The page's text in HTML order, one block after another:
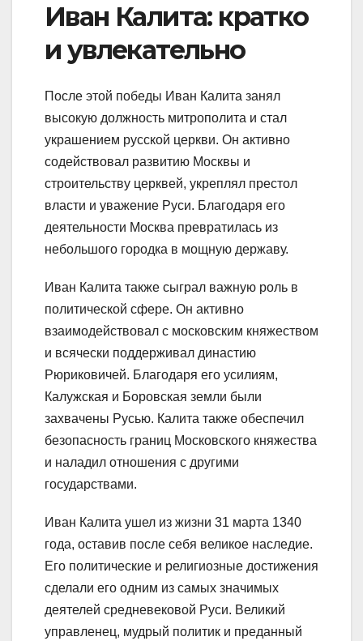
Иван Калита: кратко
и увлекательно
После этой победы Иван Калита занял
высокую должность митрополита и стал
украшением русской церкви. Он активно
содействовал развитию Москвы и
строительству церквей, укреплял престол
власти и уважение Руси. Благодаря его
деятельности Москва превратилась из
небольшого городка в мощную державу.
Иван Калита также сыграл важную роль в
политической сфере. Он активно
взаимодействовал с московским княжеством
и всячески поддерживал династию
Рюриковичей. Благодаря его усилиям,
Калужская и Боровская земли были
захвачены Русью. Калита также обеспечил
безопасность границ Московского княжества
и наладил отношения с другими
государствами.
Иван Калита ушел из жизни 31 марта 1340
года, оставив после себя великое наследие.
Его политические и религиозные достижения
сделали его одним из самых значимых
деятелей средневековой Руси. Великий
управленец, мудрый политик и преданный